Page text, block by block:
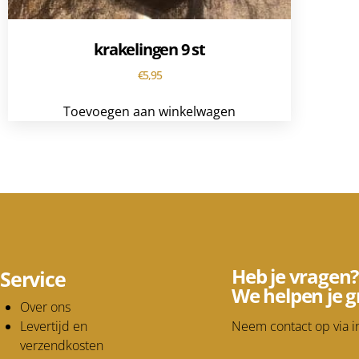
krakelingen 9 st
€5,95
Toevoegen aan winkelwagen
Service
Over ons
Levertijd en
verzendkosten
Heb je vragen?
We helpen je
Neem contact op via